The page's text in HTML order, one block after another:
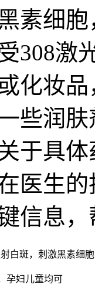
素细
308激
化妆
些润
于具
医生
信息
白斑，刺激黑素细胞
孕妇儿童均可